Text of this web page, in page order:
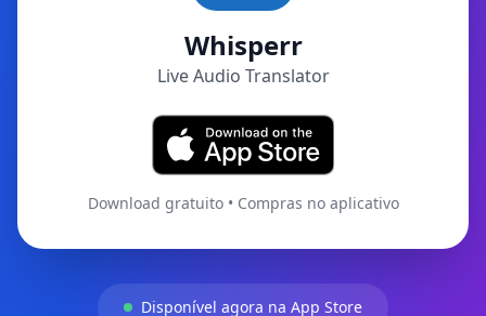
Whisperr
Live Audio Translator
Download gratuito • Compras no aplicativo
Disponível agora na App Store